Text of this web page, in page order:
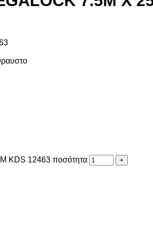
KDS 12463 ποσότητα